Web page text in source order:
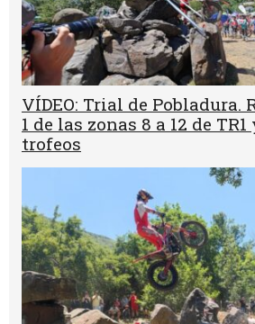
VÍDEO: Trial de Pobladura.
1 de las zonas 8 a 12 de
trofeos